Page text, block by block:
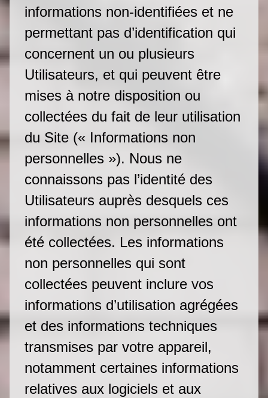
informations non-identifiées et ne
permettant pas d’identification qui
concernent un ou plusieurs
Utilisateurs, et qui peuvent être
mises à notre disposition ou
collectées du fait de leur utilisation
du Site (« Informations non
personnelles »). Nous ne
connaissons pas l’identité des
Utilisateurs auprès desquels ces
informations non personnelles ont
été collectées. Les informations
non personnelles qui sont
collectées peuvent inclure vos
informations d’utilisation agrégées
et des informations techniques
transmises par votre appareil,
notamment certaines informations
relatives aux logiciels et aux